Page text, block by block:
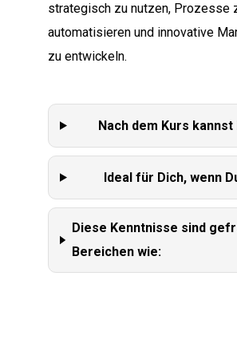
strategisch zu nutzen, Prozesse
automatisieren und innovative
zu entwickeln.
Nach dem Kurs kannst
Ideal für Dich, wenn
Diese Kenntnisse sind
Bereichen wie: